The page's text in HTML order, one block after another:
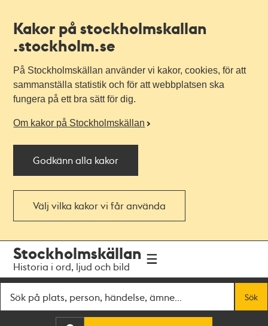
Kakor på stockholmskallan
.stockholm.se
På Stockholmskällan använder vi kakor, cookies, för att
sammanställa statistik och för att webbplatsen ska
fungera på ett bra sätt för dig.
Om kakor på Stockholmskällan
Godkänn alla kakor
Välj vilka kakor vi får använda
navigationen
huvudinnehållet
Stockholmskällan
Historia i ord, ljud och bild
Sök